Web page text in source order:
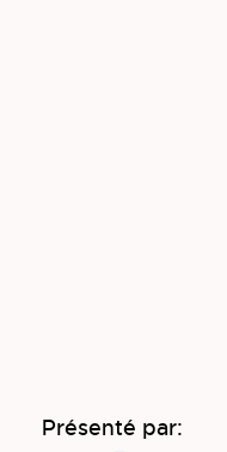
Présenté par: